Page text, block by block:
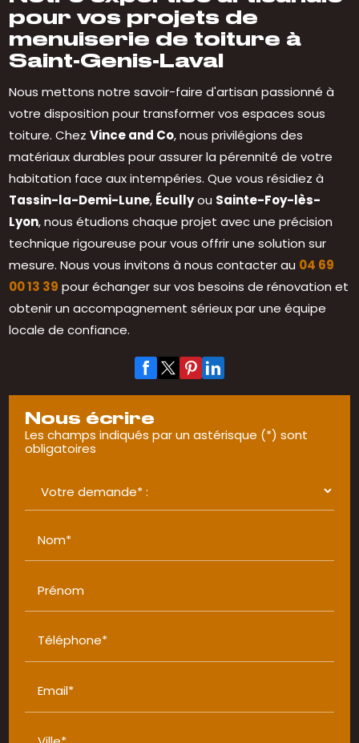
pour vos projets de
menuiserie de toiture à
Saint-Genis-Laval
Nous mettons notre savoir-faire d'artisan passionné à
votre disposition pour transformer vos espaces sous
toiture. ChezVince and Co, nous privilégions des
matériaux durables pour assurer la pérennité de votre
habitation face aux intempéries. Que vous résidiez à
Tassin-la-Demi-Lune, Écullyou Sainte-Foy-lès-
Lyon, nous étudions chaque projet avec une précision
technique rigoureuse pour vous offrir une solution sur
mesure. Nous vous invitons à nous contacter au 04 69
00 13 39 pour échanger sur vos besoins de rénovation et
obtenir un accompagnement sérieux par une équipe
locale de confiance.
Nous écrire
Les champs indiqués par un astérisque (*) sont
obligatoires
Nom*
Prénom
Téléphone*
Email*